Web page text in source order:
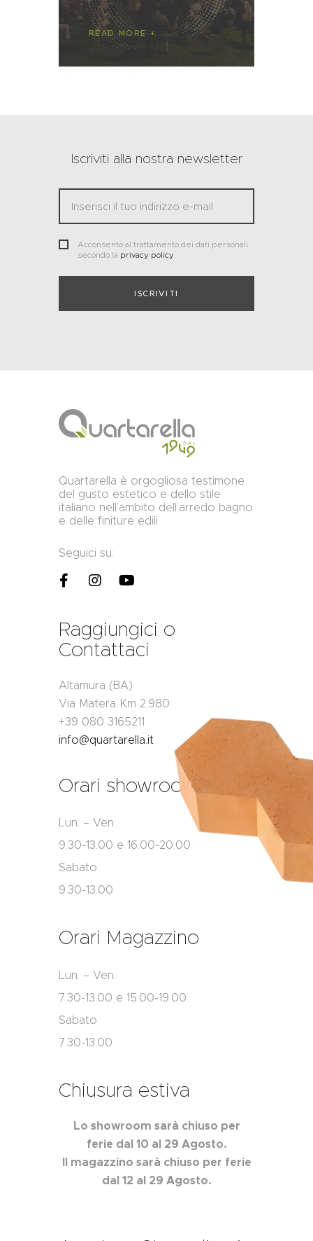
READ MORE
Iscriviti alla nostra newsletter
Acconsento al trattamento dei dati personali
secondo la privacy policy
Quartarella è orgogliosa testimone
del gusto estetico e dello stile
italiano nell’ambito dell’arredo bagno
e delle finiture edili.
Seguici su:
Raggiungici o
Contattaci
Altamura (BA)
Via Matera Km 2,980
+39 080 3165211
info@quartarella.it
Orari showroom
Lun. – Ven.
9.30-13.00 e 16.00-20.00
Sabato
9.30-13.00
Orari Magazzino
Lun. – Ven.
7.30-13.00 e 15.00-19.00
Sabato
7.30-13.00
Chiusura estiva
Lo showroom sarà chiuso per
ferie dal 10 al 29 Agosto.
Il magazzino sarà chiuso per ferie
dal 12 al 29 Agosto.